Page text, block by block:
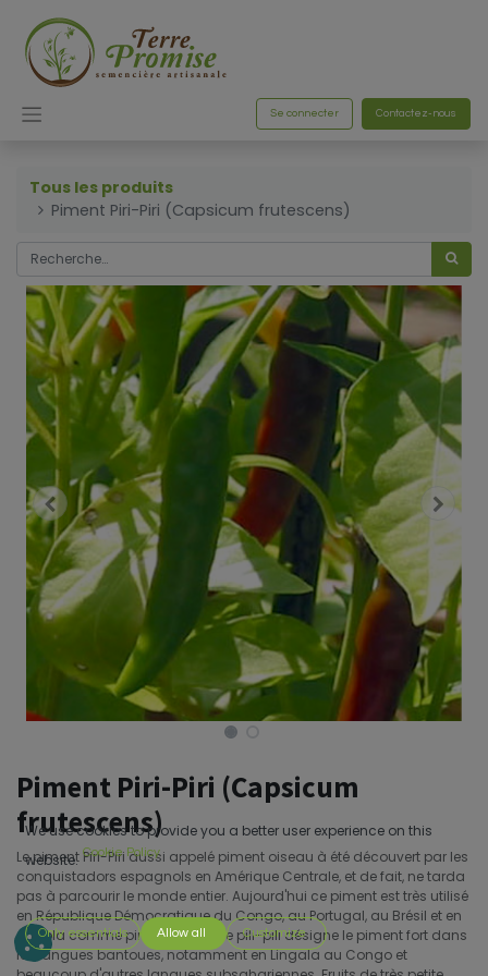
Se connecter Contactez-nous
Tous les produits
Piment Piri-Piri (Capsicum frutescens)
Piment Piri-Piri (Capsicum
frutescens)
Le piment Piri-Piri aussi appelé piment oiseau à été découvert par les
conquistadors espagnols en Amérique Centrale, et de fait, ne tarda
pas à parcourir le monde entier. Aujourd'hui ce piment est très utilisé
en République Démocratique du Congo, au Portugal, au Brésil et en
Angola comme piri-piri. Le terme pili-pili désigne le piment fort dans
les langues bantoues, notamment en Lingala au Congo et
We use cookies to provide you a better user experience on this
website. Cookie Policy
Only essentials Allow all Customize